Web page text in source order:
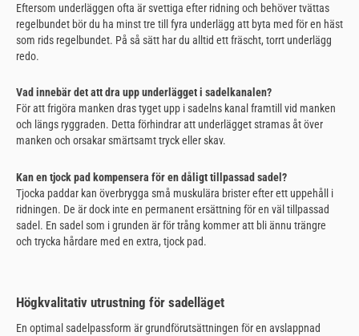
Eftersom underläggen ofta är svettiga efter ridning och behöver tvättas
regelbundet bör du ha minst tre till fyra underlägg att byta med för en häst
som rids regelbundet. På så sätt har du alltid ett fräscht, torrt underlägg
redo.
Vad innebär det att dra upp underlägget i sadelkanalen?
För att frigöra manken dras tyget upp i sadelns kanal framtill vid manken
och längs ryggraden. Detta förhindrar att underlägget stramas åt över
manken och orsakar smärtsamt tryck eller skav.
Kan en tjock pad kompensera för en dåligt tillpassad sadel?
Tjocka paddar kan överbrygga små muskulära brister efter ett uppehåll i
ridningen. De är dock inte en permanent ersättning för en väl tillpassad
sadel. En sadel som i grunden är för trång kommer att bli ännu trängre
och trycka hårdare med en extra, tjock pad.
Högkvalitativ utrustning för sadelläget
En optimal sadelpassform är grundförutsättningen för en avslappnad